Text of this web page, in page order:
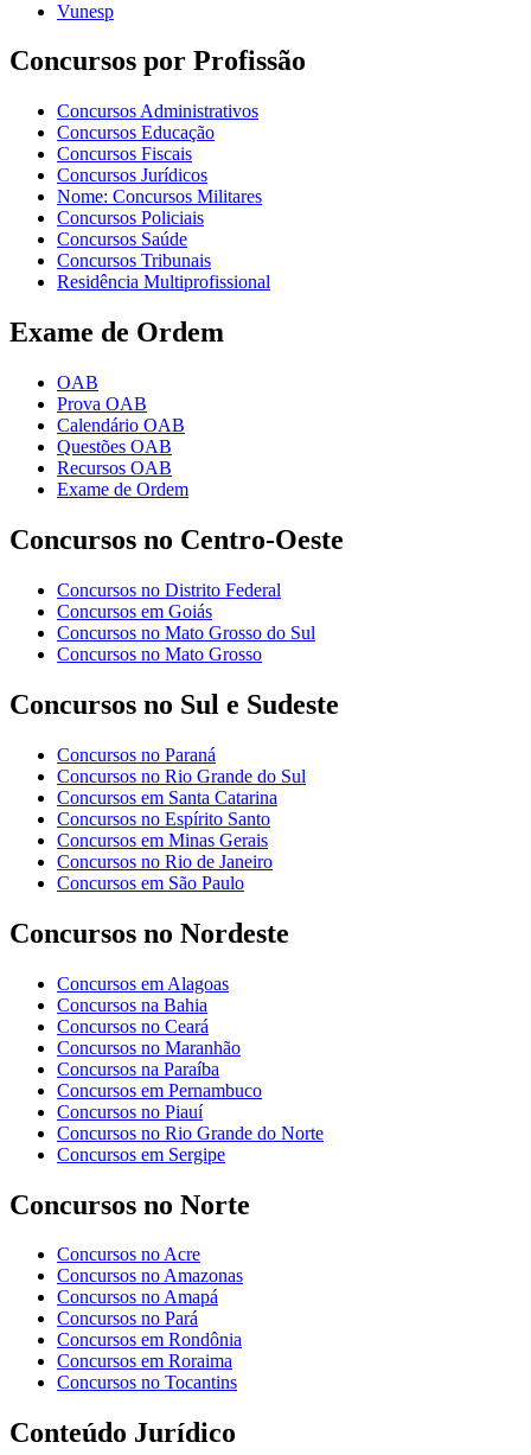
Vunesp
Concursos por Profissão
Concursos Administrativos
Concursos Educação
Concursos Fiscais
Concursos Jurídicos
Nome: Concursos Militares
Concursos Policiais
Concursos Saúde
Concursos Tribunais
Residência Multiprofissional
Exame de Ordem
OAB
Prova OAB
Calendário OAB
Questões OAB
Recursos OAB
Exame de Ordem
Concursos no Centro-Oeste
Concursos no Distrito Federal
Concursos em Goiás
Concursos no Mato Grosso do Sul
Concursos no Mato Grosso
Concursos no Sul e Sudeste
Concursos no Paraná
Concursos no Rio Grande do Sul
Concursos em Santa Catarina
Concursos no Espírito Santo
Concursos em Minas Gerais
Concursos no Rio de Janeiro
Concursos em São Paulo
Concursos no Nordeste
Concursos em Alagoas
Concursos na Bahia
Concursos no Ceará
Concursos no Maranhão
Concursos na Paraíba
Concursos em Pernambuco
Concursos no Piauí
Concursos no Rio Grande do Norte
Concursos em Sergipe
Concursos no Norte
Concursos no Acre
Concursos no Amazonas
Concursos no Amapá
Concursos no Pará
Concursos em Rondônia
Concursos em Roraima
Concursos no Tocantins
Conteúdo Jurídico